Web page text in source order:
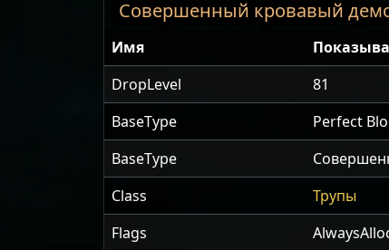
Совершенный кровавый
Имя
DropLevel
81
BaseType
Perfect
BaseType
Class
Трупы
Flags